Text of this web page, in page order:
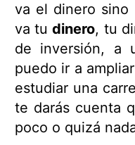
va el dinero sino
va tudinero, tu
de inversión, a
puedo ir a
estudiar una
te darás cuenta
poco o quizá